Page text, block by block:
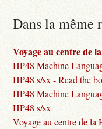
Dans la même
Voyage au centre de
HP48 Machine
HP48 s/sx - Read the
HP48 Machine
HP48 s/sx
Voyage au centre de la